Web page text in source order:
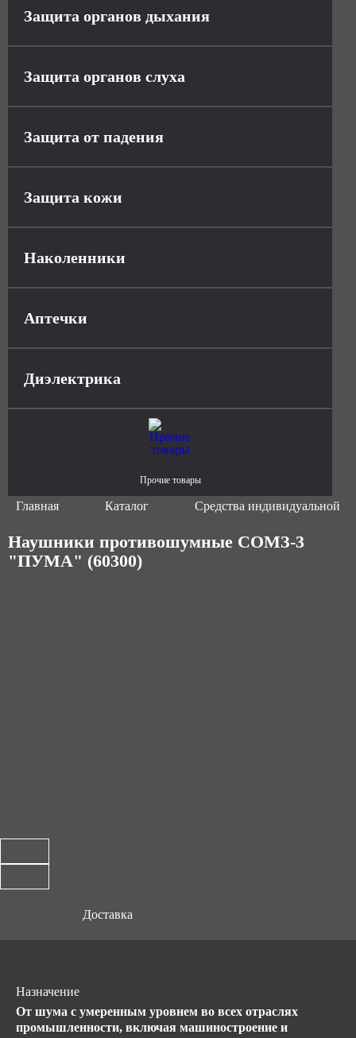
Защита органов дыхания
Защита органов слуха
Защита от падения
Защита кожи
Наколенники
Аптечки
Диэлектрика
Прочие товары
Главная Каталог Средства индивидуальной
Наушники противошумные СОМЗ-3
"ПУМА" (60300)
Доставка
Назначение
От шума с умеренным уровнем во всех отраслях
промышленности, включая машиностроение и